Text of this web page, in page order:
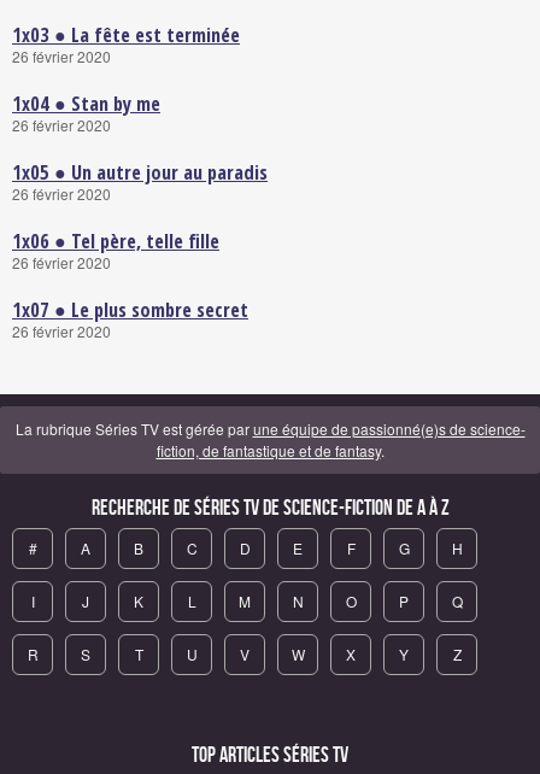
1x03 ● La fête est terminée
26 février 2020
1x04 ● Stan by me
26 février 2020
1x05 ● Un autre jour au paradis
26 février 2020
1x06 ● Tel père, telle fille
26 février 2020
1x07 ● Le plus sombre secret
26 février 2020
La rubrique Séries TV est gérée parune équipe de passionné(e)s de science-
fiction, de fantastique et de fantasy.
Recherche de Séries TV de science-fiction de A à Z
# A B C D E F G H
I J K L M N O P Q
R S T U V W X Y Z
Top articles Séries TV